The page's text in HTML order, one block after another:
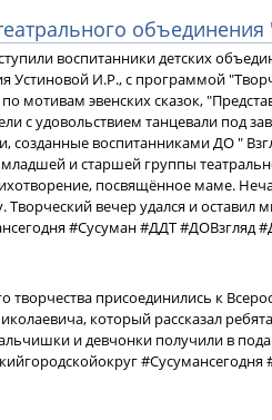
воспитанники детских
Устиновой И.Р., с программой
мотивам эвенских сказок,
с удовольствием танцевали под
воспитанниками ДО "
и старшей группы
посвящённое маме.
Творческий вечер удался и
#Сусуман #ДДТ
творчества присоединились к
который рассказал
и девчонки получили в